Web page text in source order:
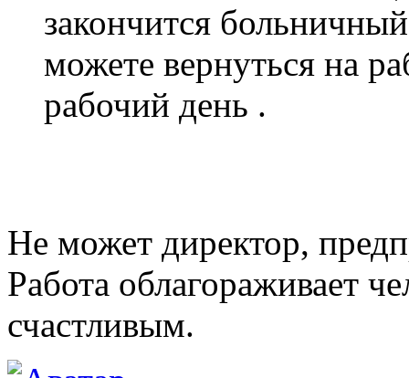
закончится
можете вернуться на
рабочий день .
Не может директор,
Работа облагораживает
счастливым.